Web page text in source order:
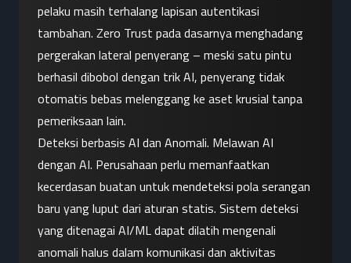
pelaku masih terhalang lapisan autentikasi
tambahan. Zero Trust pada dasarnya menghadang
pergerakan lateral penyerang – meski satu pintu
berhasil dibobol dengan trik AI, penyerang tidak
otomatis bebas melenggang ke aset krusial tanpa
pemeriksaan lain.
Deteksi berbasis AI dan Anomali. Melawan AI
dengan AI. Perusahaan perlu memanfaatkan
kecerdasan buatan untuk mendeteksi pola serangan
baru yang luput dari aturan statis. Sistem deteksi
yang ditenagai AI/ML dapat dilatih mengenali
anomali halus dalam komunikasi dan aktivitas